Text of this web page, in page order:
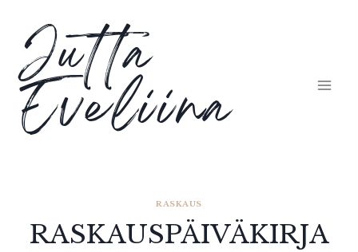
sisältöön
Jutta
Eveliina
RASKAUS
RASKAUSPÄIVÄKIRJA